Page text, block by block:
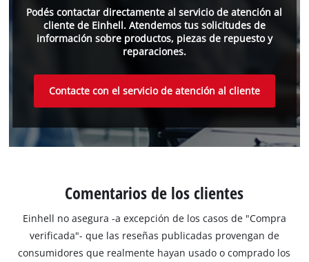
Podés contactar directamente al servicio de atención al
cliente de Einhell. Atendemos tus solicitudes de
información sobre productos, piezas de repuesto y
reparaciones.
Contacte con el servicio de atención al cliente
Comentarios de los clientes
Einhell no asegura -a excepción de los casos de "Compra
verificada"- que las reseñas publicadas provengan de
consumidores que realmente hayan usado o comprado los